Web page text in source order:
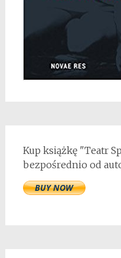
Kup książkę "Teatr
bezpośrednio od